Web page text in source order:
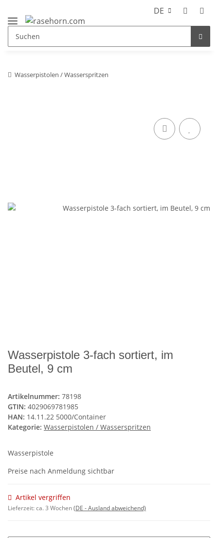
DE
Wasserpistolen / Wasserspritzen
Wasserpistole 3-fach sortiert, im
Beutel, 9 cm
Artikelnummer: 78198
GTIN: 4029069781985
HAN: 14.11.22 5000/Container
Kategorie: Wasserpistolen / Wasserspritzen
Wasserpistole
Preise nach Anmeldung sichtbar
Artikel vergriffen
Lieferzeit:ca. 3 Wochen(DE - Ausland abweichend)